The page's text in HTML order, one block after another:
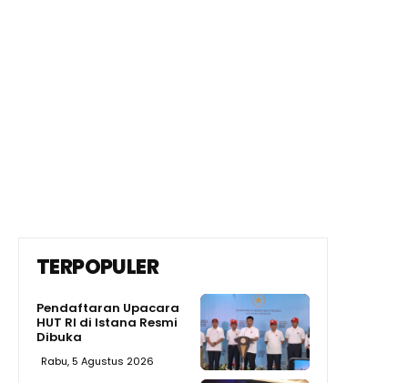
TERPOPULER
Pendaftaran Upacara
HUT RI di Istana Resmi
Dibuka
Rabu, 5 Agustus 2026